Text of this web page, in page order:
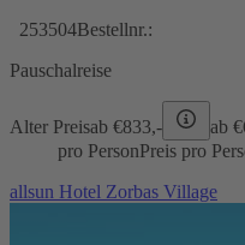
253504Bestellnr.:
Pauschalreise
Alter Preisab €833,- ab €
pro PersonPreis pro
allsun Hotel Zorbas Village